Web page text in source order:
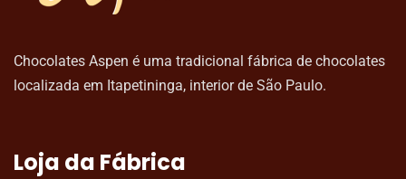
Chocolates Aspen é uma tradicional fábrica de chocolates
localizada em Itapetininga, interior de São Paulo.
Loja da Fábrica